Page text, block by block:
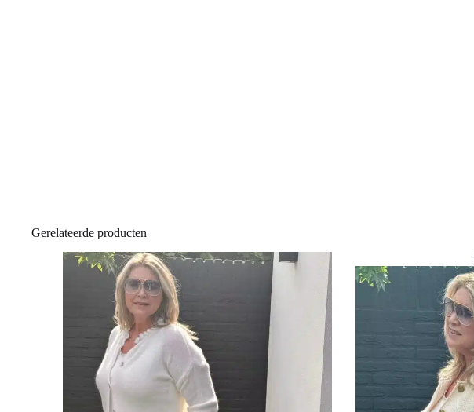
Gerelateerde producten